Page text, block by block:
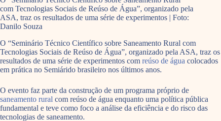
com Tecnologias Sociais de Reúso de Água”, organizado pela
ASA, traz os resultados de uma série de experimentos | Foto:
Danilo Souza
O “Seminário Técnico Científico sobre Saneamento Rural com
Tecnologias Sociais de Reúso de Água”, organizado pela ASA, traz os
resultados de uma série de experimentos com reúso de água colocados
em prática no Semiárido brasileiro nos últimos anos.
O evento faz parte da construção de um programa próprio de
saneamento rural com reúso de água enquanto uma política pública
fundamental e teve como foco a análise da eficiência e do risco das
tecnologias de saneamento.